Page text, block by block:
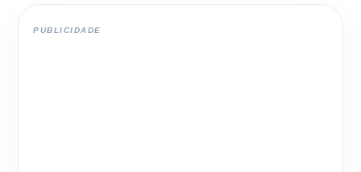
PUBLICIDADE